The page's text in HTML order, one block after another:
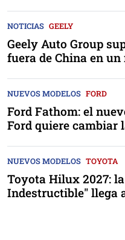
NOTICIAS GEELY
Geely Auto Group
fuera de China en un
NUEVOS MODELOS FORD
Ford Fathom: el
Ford quiere cambiar
NUEVOS MODELOS TOYOTA
Toyota Hilux 2027:
Indestructible" llega